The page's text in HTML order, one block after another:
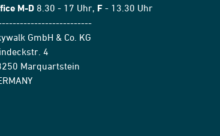
M-D 8.30 - 17 Uhr, F - 13.30 Uhr
GmbH & Co. KG
4
Marquartstein